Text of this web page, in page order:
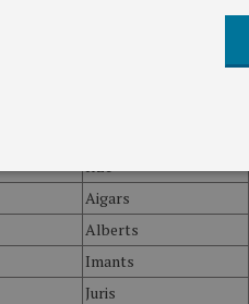
Ilze
Aigars
Alberts
Imants
Juris